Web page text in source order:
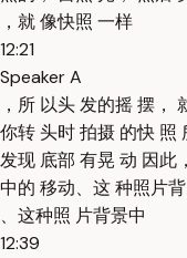
，就 像快照 一样
12:21
Speaker A
，所 以头 发的摇 摆，
你转 头时 拍摄 的快 照
发现 底部 有晃 动 因此
中的 移动、这 种照片
、这种照 片背景中
12:39